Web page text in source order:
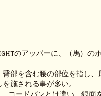
のアッパーに、（馬）の
臀部を含む腰の部位を指し、
施される事が多い。
、コードバンとは違い、銀面